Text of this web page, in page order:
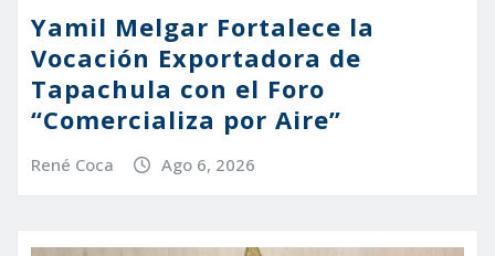
Yamil Melgar Fortalece la
Vocación Exportadora de
Tapachula con el Foro
“Comercializa por Aire”
René Coca Ago 6, 2026